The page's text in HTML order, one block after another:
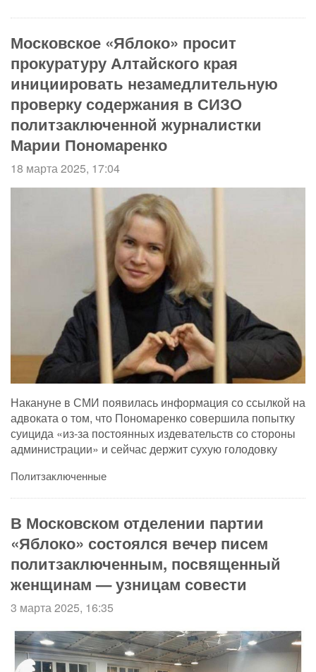
Московское «Яблоко» просит
прокуратуру Алтайского края
инициировать незамедлительную
проверку содержания в СИЗО
политзаключенной журналистки
Марии Пономаренко
18 марта 2025, 17:04
Накануне в СМИ появилась информация со ссылкой на
адвоката о том, что Пономаренко совершила попытку
суицида «из-за постоянных издевательств со стороны
администрации» и сейчас держит сухую голодовку
Политзаключенные
В Московском отделении партии
«Яблоко» состоялся вечер писем
политзаключенным, посвященный
женщинам — узницам совести
3 марта 2025, 16:35